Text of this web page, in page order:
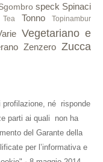
speck Spinaci
Tea Tonno Topinambur
Vegetariano e
Zenzero Zucca
profilazione, né risponde
parti ai quali non ha
del Garante della
per l’informativa e